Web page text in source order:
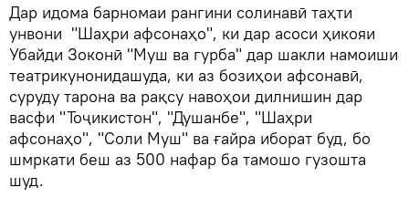
Дар идома барномаи рангини солинавӣ таҳти
унвони "Шаҳри афсонаҳо", ки дар асоси ҳикояи
Убайди Зоконӣ "Муш ва гурба" дар шакли намоиши
театрикунонидашуда, ки аз бозиҳои афсонавӣ,
суруду тарона ва рақсу навоҳои дилнишин дар
васфи "Тоҷикистон", "Душанбе", "Шаҳри
афсонаҳо", "Соли Муш" ва ғайра иборат буд, бо
шмркати беш аз 500 нафар ба тамошо гузошта
шуд.